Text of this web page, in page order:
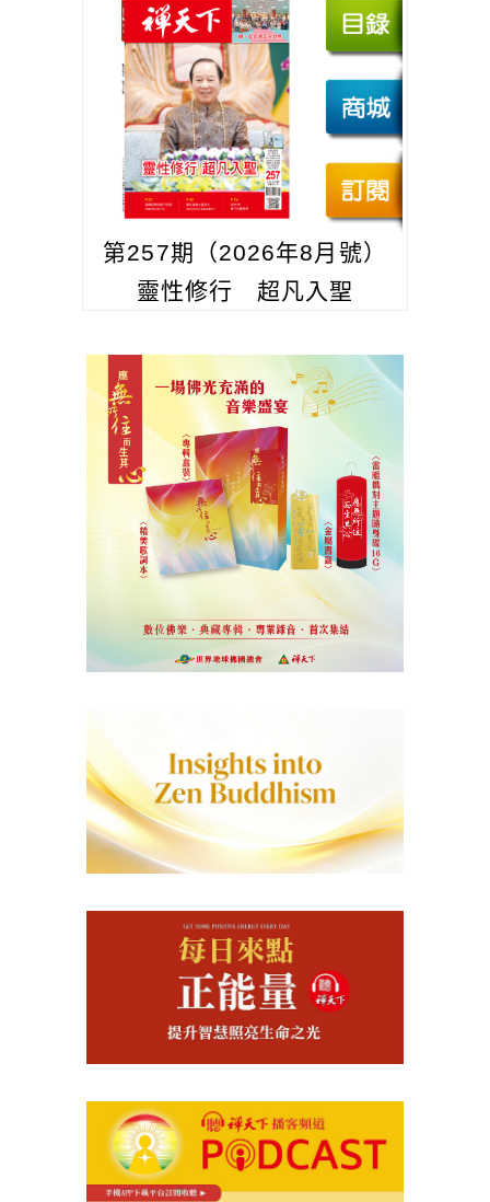
第257期（2026年8月號）
靈性修行 超凡入聖